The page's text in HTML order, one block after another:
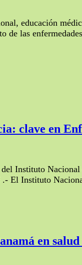
educación
de las
clave en
Instituto
El Instituto
en